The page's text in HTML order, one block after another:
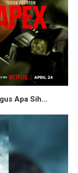
Apa Sih...